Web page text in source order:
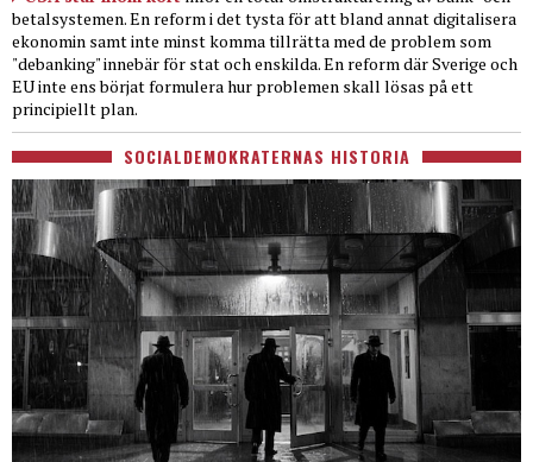
betalsystemen. En reform i det tysta för att bland annat digitalisera
ekonomin samt inte minst komma tillrätta med de problem som
"debanking" innebär för stat och enskilda. En reform där Sverige och
EU inte ens börjat formulera hur problemen skall lösas på ett
principiellt plan.
SOCIALDEMOKRATERNAS HISTORIA